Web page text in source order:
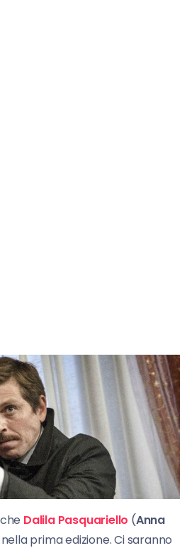
Dalila Pasquariello (Anna
prima edizione. Ci saranno